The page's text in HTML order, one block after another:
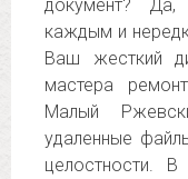
документ?
каждым и
Ваш жесткий
мастера
Малый
удаленные
целостности.